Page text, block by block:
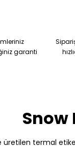
garanti
Snow
üretilen termal